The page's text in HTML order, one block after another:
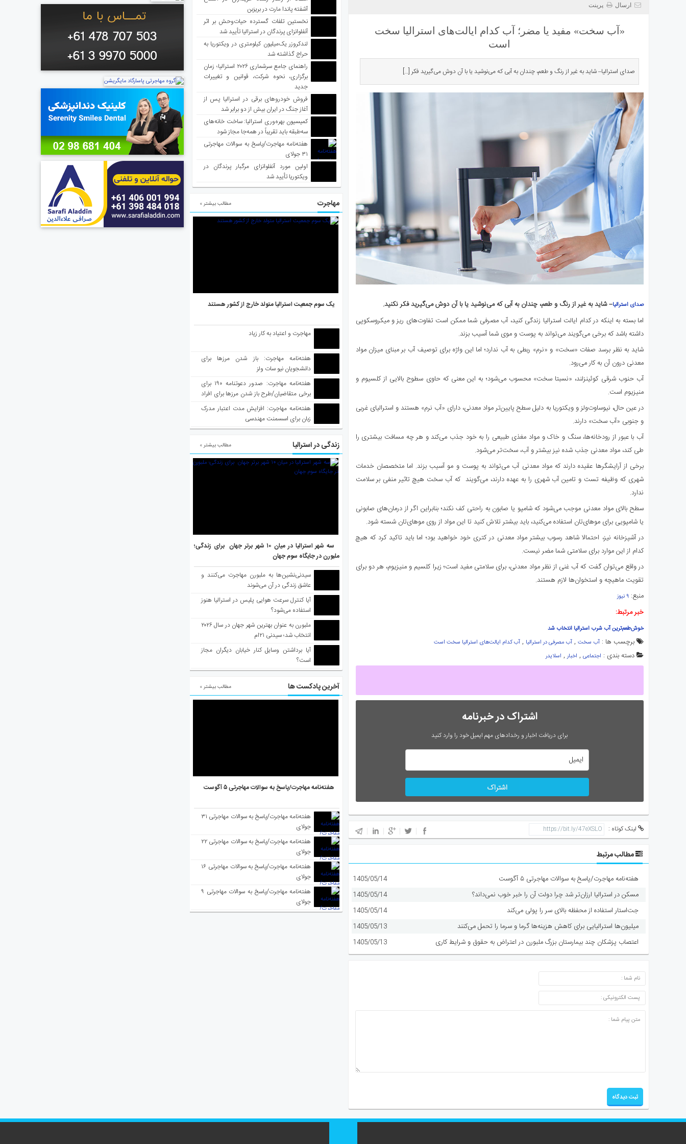
ارسال پرینت
«آب سخت» مفید یا مضر؛ آب کدام ایالت‌های استرالیا سخت
است
صدای استرالیا– شاید به‌ غیر از رنگ و طعم، چندان به آبی که می‌نوشید یا با آن دوش می‌گیرید فکر […]
صدای استرالیا– شاید به‌ غیر از رنگ و طعم، چندان به آبی که می‌نوشید یا با آن دوش می‌گیرید فکر نکنید.
اما بسته به اینکه در کدام ایالت استرالیا زندگی کنید، آب مصرفی شما ممکن است تفاوت‌های ریز و میکروسکوپی
داشته باشد که برخی می‌گویند می‌تواند به پوست و موی شما آسیب بزند.
شاید به نظر برسد صفات «سخت» و «نرم» ربطی به آب ندارد؛ اما این واژه برای توصیف آب بر مبنای میزان مواد
معدنی درون آن به کار می‌رود.
آب حنوب شرقی کوئینزلند، «نسبتا سخت» محسوب می‌شود؛ به این معنی که حاوی سطوح بالایی از کلسیوم و
منیزیوم است.
در عین حال، نیوساوت‌ولز و ویکتوریا به دلیل سطح پایین‌تر مواد معدنی، دارای «آب نرم» هستند و استرالیای غربی
و جنوبی «آب سخت» دارند.
آب با عبور از رودخانه‌ها، سنگ‌ و خاک و مواد مغذی طبیعی را به خود جذب می‌کند و هر چه مسافت بیشتری را
طی کند، مواد معدنی جذب شده نیز بیشتر و آب، سخت‌تر می‌شود.
برخی از آرایشگرها عقیده دارند که مواد معدنی آب می‌تواند به پوست و مو آسیب بزند. اما متخصصان خدمات
شهری که وظیفه تست و تامین آب شهری را به عهده دارند، می‌گویند که آب سخت هیچ تاثیر منفی بر سلامت
ندارد.
سطح بالای مواد معدنی موجب می‌شود که شامپو یا صابون به راحتی کف نکند؛ بنابراین اگر از درمان‌های صابونی
یا شامپویی برای موهای‌تان استفاده می‌کنید، باید بیشتر تلاش کنید تا این مواد از روی موهای‌تان شسته شود.
در آشپزخانه نیز، احتمالا شاهد رسوب بیشتر مواد معدنی در کتری خود خواهید بود؛ اما باید تاکید کرد که هیچ
کدام از این موارد برای سلامتی شما مضر نیست.
در واقع می‌توان گفت که آب غنی از نظر مواد معدنی، برای سلامتی مفید است؛ زیرا کلسیم و منیزیوم، هر دو برای
تقویت ماهیچه و استخوان‌ها لازم هستند.
منبع: ۹ نیوز
خبر مرتبط:
خوش‌طعم‌ترین آب شرب استرالیا انتخاب شد
برچسب ها : آب سخت , آب مصرفی در استرالیا , آب کدام ایالت‌های استرالیا سخت است
دسته بندی : اجتماعی , اخبار, اسلایدر
اشتراک در خبرنامه
برای دریافت اخبار و رخدادهای مهم ایمیل خود را وارد کنید
اشتراک
لینک کوتاه :
مطالب مرتبط
هفته‌نامه مهاجرت/پاسخ به سوالات مهاجرتی ۵ آگوست 1405/05/14
مسکن در استرالیا ارزان‌تر شد چرا دولت آن را خبر خوب نمی‌داند؟ 1405/05/14
جت‌استار استفاده از محفظه بالای سر را پولی می‌کند 1405/05/14
میلیون‌ها استرالیایی برای کاهش هزینه‌ها گرما و سرما را تحمل می‌کنند 1405/05/13
اعتصاب پزشکان چند بیمارستان بزرگ ملبورن در اعتراض به حقوق و شرایط کاری 1405/05/13
ارسال دیدگاه
آشفته پاندا مارت در بریزبن
نخستین تلفات گسترده حیات‌وحش بر اثر
آنفلوانزای پرندگان در استرالیا تأیید شد
لندکروزر یک‌میلیون کیلومتری در ویکتوریا به
حراج گذاشته شد
راهنمای جامع سرشماری ۲۰۲۶ استرالیا؛ زمان
برگزاری، نحوه شرکت، قوانین و تغییرات
جدید
فروش خودروهای برقی در استرالیا پس از
آغاز جنگ در ایران بیش از دو برابر شد
کمیسیون بهره‌وری استرالیا: ساخت خانه‌های
سه‌طبقه باید تقریباً در همه‌جا مجاز شود
هفته‌نامه مهاجرت/پاسخ به سوالات مهاجرتی
۳۱ جولای
اولین مورد آنفلوانزای مرگبار پرندگان در
ویکتوریا تأیید شد
مهاجرت مطالب بیشتر »
یک سوم جمعیت استرالیا متولد خارج از کشور هستند
مهاجرت و اعتیاد به کار زیاد
هفته‌نامه مهاجرت: باز شدن مرزها برای
دانشجویان نیو سات ولز
هفته‌نامه مهاجرت: صدور دعوتنامه ۱۹۰ برای
برخی متقاضیان/طرح باز شدن مرزها برای افراد
واکسینه شده
هفته‌نامه مهاجرت: افزایش مدت اعتبار مدرک
زبان برای اسسمنت مهندسی
زندگی در استرالیا مطالب بیشتر »
سه شهر استرالیا در میان ۱۰ شهر برتر جهان برای زندگی؛
ملبورن در جایگاه سوم جهان
سیدنی‌نشین‌ها به ملبورن مهاجرت می‌کنند و
عاشق زندگی در آن می‌شوند
آیا کنترل سرعت هوایی پلیس در استرالیا هنوز
استفاده می‌شود؟
ملبورن به عنوان بهترین شهر جهان در سال ۲۰۲۶
انتخاب شد؛ سیدنی ۲۱‌ام
آیا برداشتن وسایل کنار خیابان دیگران مجاز
است؟
آخرین پادکست ها مطالب بیشتر »
هفته‌نامه مهاجرت/پاسخ به سوالات مهاجرتی ۵ آگوست
هفته‌نامه مهاجرت/پاسخ به سوالات مهاجرتی ۳۱
جولای
هفته‌نامه مهاجرت/پاسخ به سوالات مهاجرتی ۲۲
جولای
هفته‌نامه مهاجرت/پاسخ به سوالات مهاجرتی ۱۶
جولای
هفته‌نامه مهاجرت/پاسخ به سوالات مهاجرتی ۹
جولای